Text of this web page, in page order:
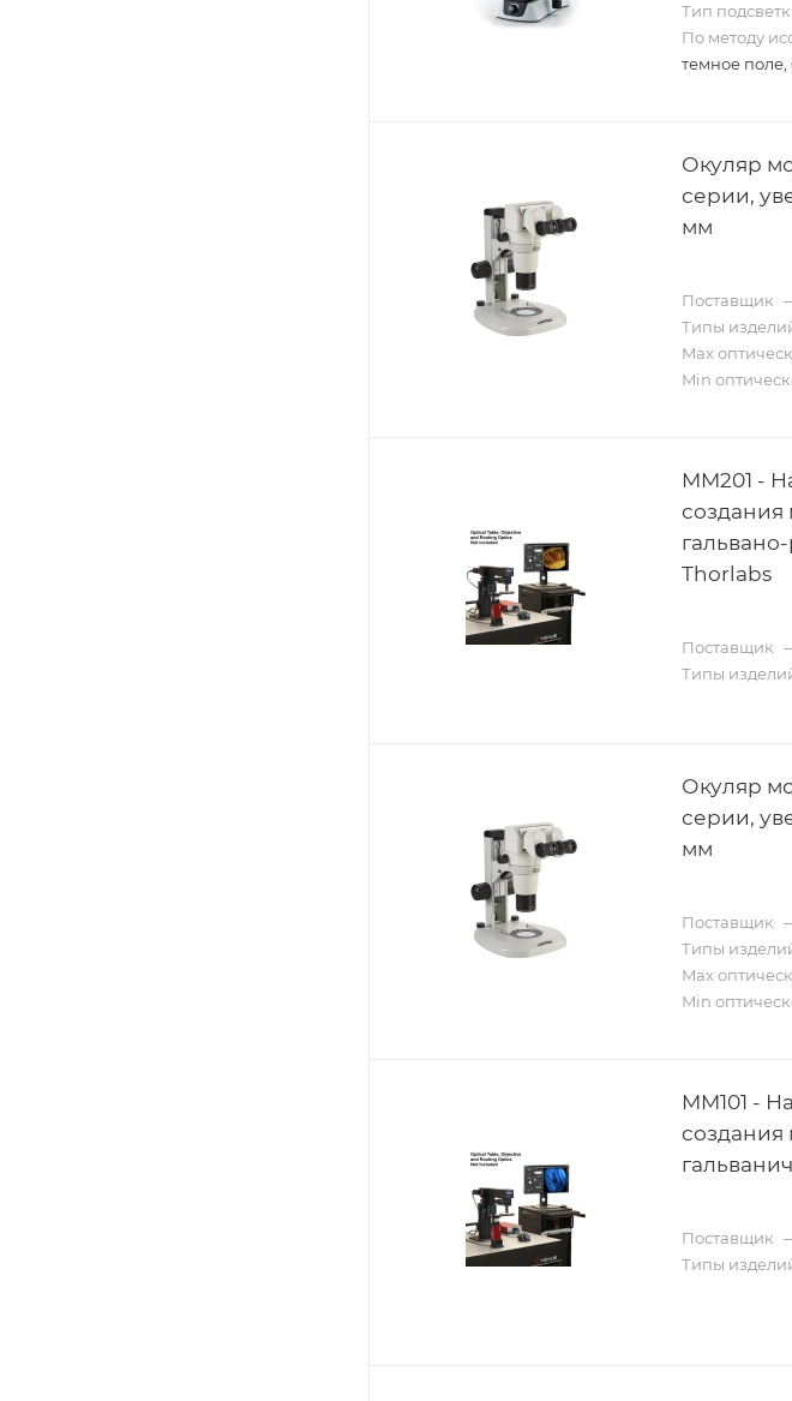
Тип
По методу
темное поле,
Окуляр
серии,
мм
Поставщик
Типы
Max
Min
MM201 -
создания
Thorlabs
Поставщик
Типы
Окуляр
серии,
мм
Поставщик
Типы
Max
Min
MM101 -
создания
Поставщик
Типы